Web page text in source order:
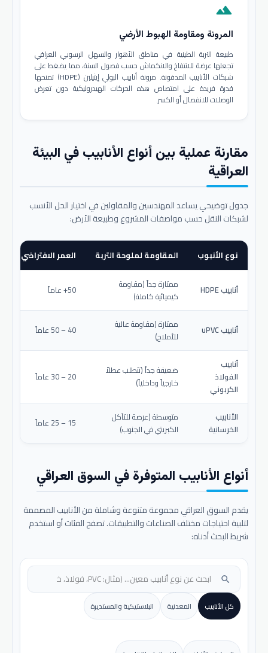
terrain
المرونة ومقاومة الهبوط الأرضي
طبيعة التربة الطينية في مناطق الأهوار والسهل الرسوبي العراقي
تجعلها عرضة للانتفاخ والانكماش حسب فصول السنة، مما يضغط على
شبكات الأنابيب المدفونة. مرونة أنابيب البولي إيثيلين (HDPE) تمنحها
قدرة فريدة على امتصاص هذه الحركات الهيدروليكية دون تعرض
الوصلات للانفصال أو الكسر.
مقارنة عملية بين أنواع الأنابيب في البيئة
العراقية
جدول توضيحي يساعد المهندسين والمقاولين في اختيار الحل الأنسب
لشبكات النقل حسب مواصفات المشروع وطبيعة الأرض:
نوع الأنبوب المقاومة لملوحة التربة العمر الافتراضي
أنابيب HDPE
ممتازة جداً (مقاومة
كيميائية كاملة)
50+ عاماً
أنابيب uPVC
ممتازة (مقاومة عالية
للأملاح)
40 – 50 عاماً
أنابيب
الفولاذ
الكربوني
ضعيفة جداً (تتطلب عطلاً
خارجياً وداخلياً)
20 – 30 عاماً
الأنابيب
الخرسانية
متوسطة (عرضة للتآكل
الكبريتي في الجنوب)
15 – 25 عاماً
أنواع الأنابيب المتوفرة في السوق العراقي
يقدم السوق العراقي مجموعة متنوعة وشاملة من الأنابيب المصممة
لتلبية احتياجات مختلف الصناعات والتطبيقات. تصفح الفئات أو استخدم
شريط البحث أدناه:
search
كل الأنابيب المعدنية البلاستيكية والمستديرة